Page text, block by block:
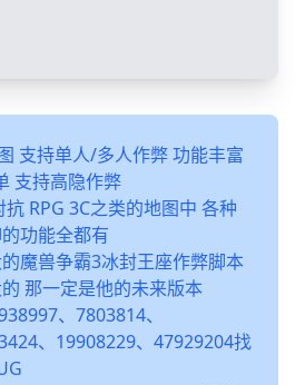
支持单人/多人作弊 功能丰富
支持高隐作弊
RPG 3C之类的地图中 各种
功能全都有
魔兽争霸3冰封王座作弊脚本
那一定是他的未来版本
、7803814、
、19908229、47929204找